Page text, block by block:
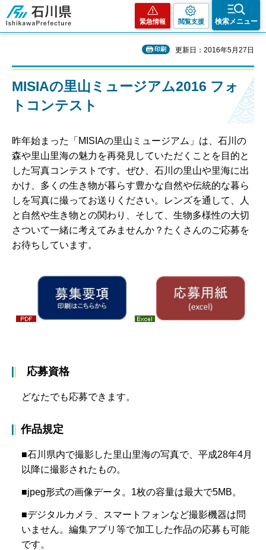
石川県
緊急情報 閲覧支援 検索メニュー
印刷 更新日：2016年5月27日
MISIAの里山ミュージアム2016 フォ
トコンテスト
昨年始まった「MISIAの里山ミュージアム」は、石川の
森や里山里海の魅力を再発見していただくことを目的と
した写真コンテストです。ぜひ、石川の里山や里海に出
かけ、多くの生き物が暮らす豊かな自然や伝統的な暮ら
しを写真に撮ってお送りください。レンズを通して、人
と自然や生き物との関わり、そして、生物多様性の大切
さついて一緒に考えてみませんか？たくさんのご応募を
お待ちしています。
応募資格
どなたでも応募できます。
作品規定
■石川県内で撮影した里山里海の写真で、平成28年4月
以降に撮影されたもの。
■jpeg形式の画像データ。1枚の容量は最大で5MB。
■デジタルカメラ、スマートフォンなど撮影機器は問
いません。編集アプリ等で加工した作品の応募も可能
です。